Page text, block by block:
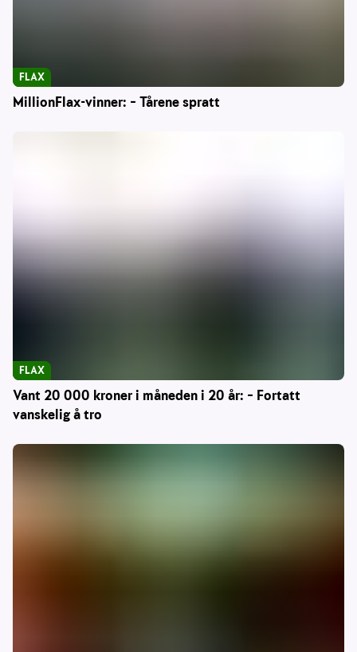
MillionFlax-vinner: – Tårene spratt
FLAX
Vant 20 000 kroner i måneden i 20 år: – Fortatt
vanskelig å tro
FLAX